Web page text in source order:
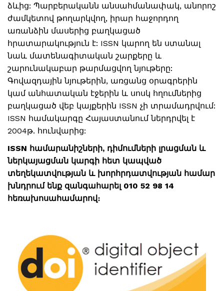
ձևից: Պարբերականն անսահմանափակ, անորոշ
ժամկետով թողարկվող, իրար հաջորդող
առանձին մասերից բաղկացած
հրատարակություն է: ISSN կարող են ստանալ
նաև մատենագիտական շարքերը և
շարունակաբար թարմացվող նյութերը:
Գովազդային նյութերին, առցանց օրագրերին
կամ անհատական էջերին և սոսկ հղումներից
բաղկացած վեբ կայքերին ISSN չի տրամադրվում:
ISSN համակարգը Հայաստանում ներդրվել է
2004թ. հունվարից:
ISSN համարանիշների, դիմումների լրացման և
ներկայացման կարգի հետ կապված
տեղեկատվության և խորհրդատվության համար
խնդրում ենք զանգահարել 010 52 98 14
հեռախոսահամարով։